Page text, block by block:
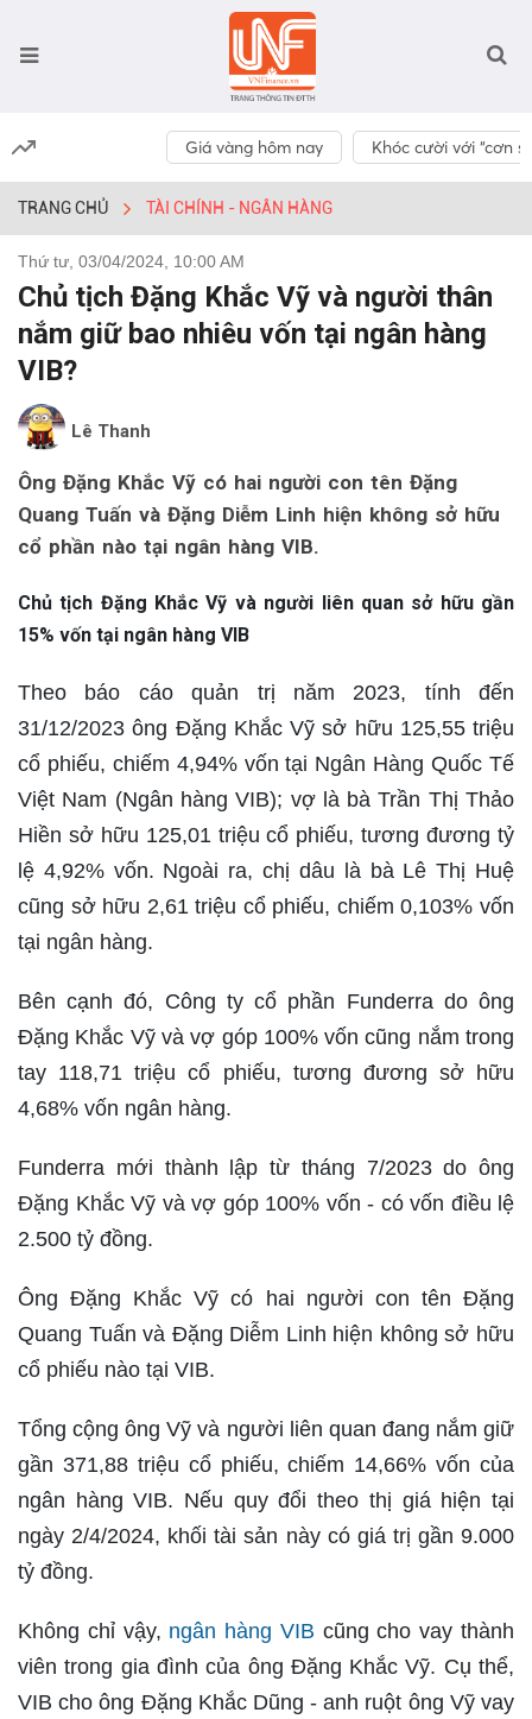
Giá vàng hôm nay Khóc cười với “cơn
TRANG CHỦ TÀI CHÍNH - NGÂN HÀNG
Thứ tư, 03/04/2024, 10:00 AM
Chủ tịch Đặng Khắc Vỹ và người thân
nắm giữ bao nhiêu vốn tại ngân hàng
VIB?
Lê Thanh
Ông Đặng Khắc Vỹ có hai người con tên Đặng
Quang Tuấn và Đặng Diễm Linh hiện không sở hữu
cổ phần nào tại ngân hàng VIB.
Chủ tịch Đặng Khắc Vỹ và người liên quan sở hữu gần
15% vốn tại ngân hàng VIB
Theo báo cáo quản trị năm 2023, tính đến
31/12/2023 ông Đặng Khắc Vỹ sở hữu 125,55 triệu
cổ phiếu, chiếm 4,94% vốn tại Ngân Hàng Quốc Tế
Việt Nam (Ngân hàng VIB); vợ là bà Trần Thị Thảo
Hiền sở hữu 125,01 triệu cổ phiếu, tương đương tỷ
lệ 4,92% vốn. Ngoài ra, chị dâu là bà Lê Thị Huệ
cũng sở hữu 2,61 triệu cổ phiếu, chiếm 0,103% vốn
tại ngân hàng.
Bên cạnh đó, Công ty cổ phần Funderra do ông
Đặng Khắc Vỹ và vợ góp 100% vốn cũng nắm trong
tay 118,71 triệu cổ phiếu, tương đương sở hữu
4,68% vốn ngân hàng.
Funderra mới thành lập từ tháng 7/2023 do ông
Đặng Khắc Vỹ và vợ góp 100% vốn - có vốn điều lệ
2.500 tỷ đồng.
Ông Đặng Khắc Vỹ có hai người con tên Đặng
Quang Tuấn và Đặng Diễm Linh hiện không sở hữu
cổ phiếu nào tại VIB.
Tổng cộng ông Vỹ và người liên quan đang nắm giữ
gần 371,88 triệu cổ phiếu, chiếm 14,66% vốn của
ngân hàng VIB. Nếu quy đổi theo thị giá hiện tại
ngày 2/4/2024, khối tài sản này có giá trị gần 9.000
tỷ đồng.
Không chỉ vậy, ngân hàng VIB cũng cho vay thành
viên trong gia đình của ông Đặng Khắc Vỹ. Cụ thể,
VIB cho ông Đặng Khắc Dũng - anh ruột ông Vỹ vay